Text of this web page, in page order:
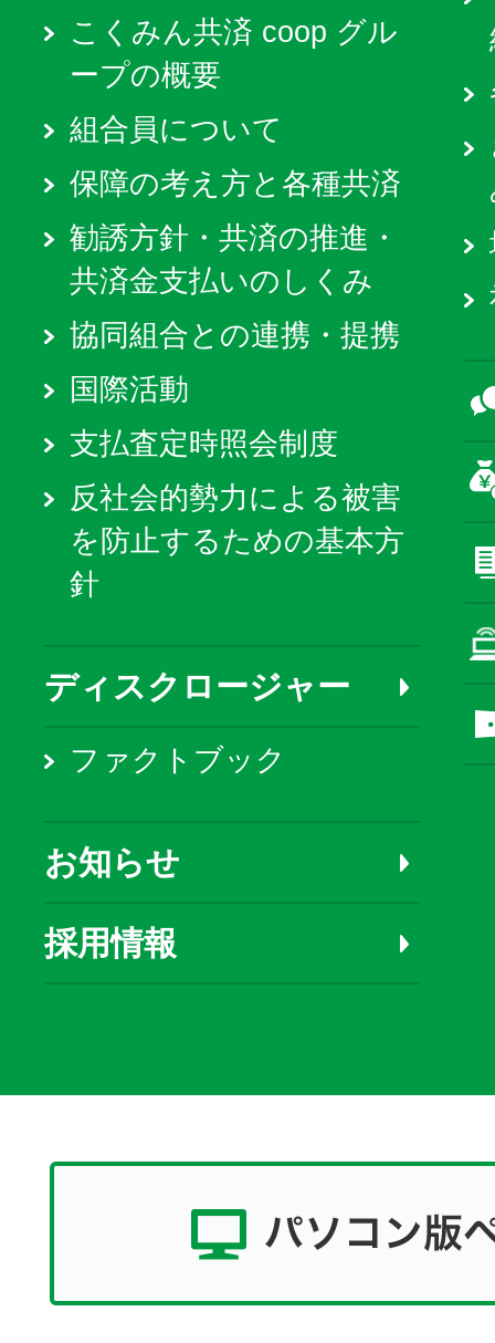
こくみん共済 coop グル
ープの概要
組合員について
保障の考え方と各種共済
勧誘方針・共済の推進・
共済金支払いのしくみ
協同組合との連携・提携
国際活動
支払査定時照会制度
反社会的勢力による被害
を防止するための基本方
針
ディスクロージャー
ファクトブック
お知らせ
採用情報